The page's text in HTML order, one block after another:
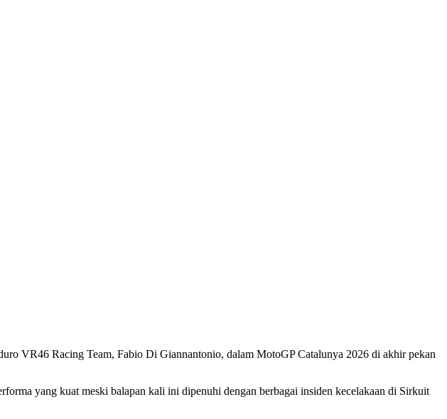
VR46 Racing Team, Fabio Di Giannantonio, dalam MotoGP Catalunya 2026 di akhir pekan
yang kuat meski balapan kali ini dipenuhi dengan berbagai insiden kecelakaan di Sirkuit